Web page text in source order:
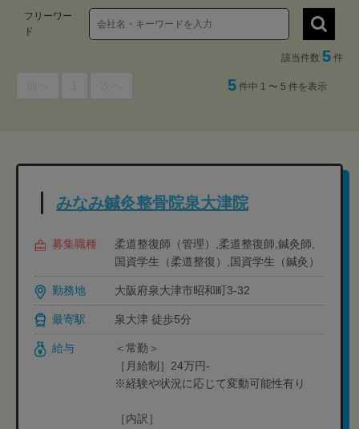
フリーワー
ド
該当件数 5 件
5 件中 1 〜 5 件を表示
みなみ鍼灸整骨院泉大津院
募集職種
柔道整復師（管理）,柔道整復師,鍼灸師,
国資学生（柔道整復）,国資学生（鍼灸）
勤務地 大阪府泉大津市昭和町3-32
最寄駅 泉大津 徒歩5分
給与
＜常勤＞
［月給制］24万円-
※経験や状況に応じて変動可能性有り
［内訳］